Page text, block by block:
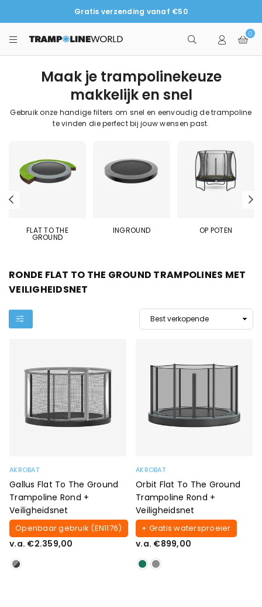
Gratis verzending vanaf €50
TRAMPOLINEWORLD
0
Maak je trampolinekeuze
makkelijk en snel
Gebruik onze handige filters om snel en eenvoudig de trampoline
te vinden die perfect bij jouw wensen past.
Previous
FLAT TO THE
GROUND
INGROUND OP POTEN
RONDE FLAT TO THE GROUND TRAMPOLINES MET
VEILIGHEIDSNET
AKROBAT
Gallus Flat To The Ground
Trampoline Rond +
Veiligheidsnet
Openbaar gebruik (EN1176)
v.a. €2.359,00
AKROBAT
Orbit Flat To The Ground
Trampoline Rond +
Veiligheidsnet
+ Gratis watersproeier
v.a. €899,00